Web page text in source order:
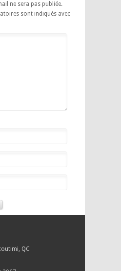
ne sera pas publiée.
sont indiqués avec
QC